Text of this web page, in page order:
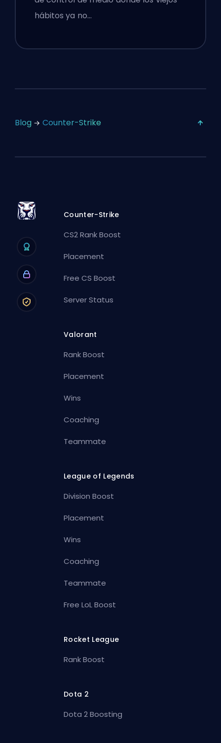
hábitos ya no…
Blog Counter-Strike
Counter-Strike
CS2 Rank Boost
Placement
Free CS Boost
Server Status
Valorant
Rank Boost
Placement
Wins
Coaching
Teammate
League of Legends
Division Boost
Placement
Wins
Coaching
Teammate
Free LoL Boost
Rocket League
Rank Boost
Dota 2
Dota 2 Boosting